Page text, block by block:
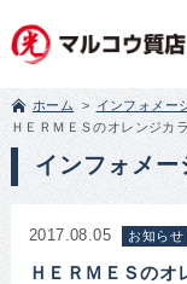
ホーム
インフォメー
ＨＥＲＭＥＳのオレンジカ
インフォメー
2017.08.05 お知らせ
ＨＥＲＭＥＳのオ